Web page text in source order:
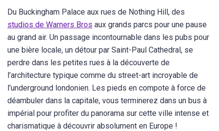
Du Buckingham Palace aux rues de Nothing Hill, des
studios de Warners Bros aux grands parcs pour une pause
au grand air. Un passage incontournable dans les pubs pour
une bière locale, un détour par Saint-Paul Cathedral, se
perdre dans les petites rues à la découverte de
l’architecture typique comme du street-art incroyable de
l’underground londonien. Les pieds en compote à force de
déambuler dans la capitale, vous terminerez dans un bus à
impérial pour profiter du panorama sur cette ville intense et
charismatique à découvrir absolument en Europe !